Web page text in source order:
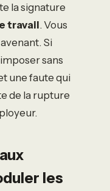
la signature
travail. Vous
Si
sans
une faute qui
de la rupture
les